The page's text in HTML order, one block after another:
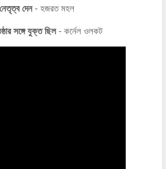
দেন- হজরত মহল
সঙ্গে যুক্ত ছিল- কর্নেল ওলকট